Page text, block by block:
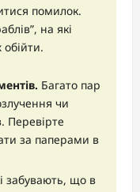
помилок.
на які
Багато пар
чи
Перевірте
за паперами в
забувають, що в